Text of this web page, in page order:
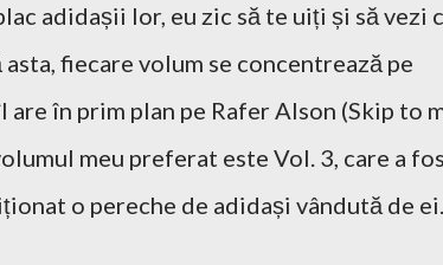
adidașii lor, eu zic să te uiți și să vezi
fiecare volum se concentrează pe
are în prim plan pe Rafer Alson (Skip to
meu preferat este Vol. 3, care a
o pereche de adidași vândută de ei.